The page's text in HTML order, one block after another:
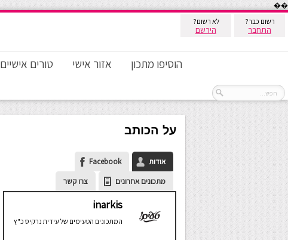
��
רשום כבר?
התחבר
לא רשום?
הירשם
הוסיפו מתכון אזור אישי טורים אישיים
על הכותב
אודות
Facebook
מתכונים אחרונים
צרו קשר
inarkis
המתכונים הטעימים של עידית נרקיס כ"ץ